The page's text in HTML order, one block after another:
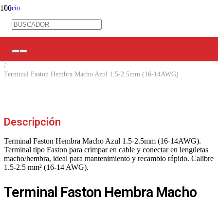
Inicio
Ferretería Eléctrica
/
Terminal Faston Hembra Macho Azul 1.5-2.5mm (16-14AWG)
Descripción
Terminal Faston Hembra Macho Azul 1.5-2.5mm (16-14AWG).
Terminal tipo Faston para crimpar en cable y conectar en lengüetas
macho/hembra, ideal para mantenimiento y recambio rápido. Calibre
1.5-2.5 mm² (16-14 AWG).
Terminal Faston Hembra Macho